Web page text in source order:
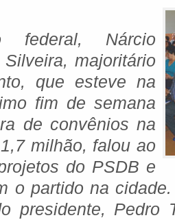
federal, Nárcio
majoritário
que esteve na
fim de semana
de convênios na
milhão, falou ao
do PSDB e
o partido na
presidente, Pedro